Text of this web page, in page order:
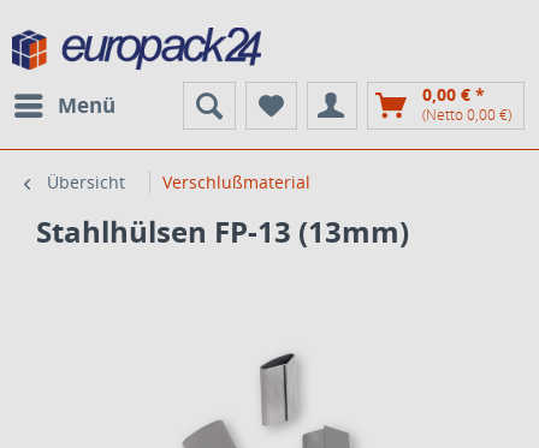
Menü 0,00 € *
(Netto 0,00 €)
Übersicht Verschlußmaterial
Stahlhülsen FP-13 (13mm)